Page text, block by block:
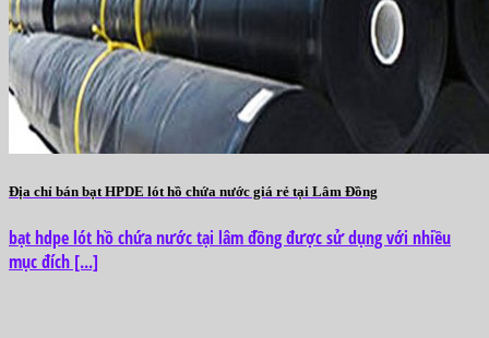
Địa chỉ bán bạt HPDE lót hồ chứa nước giá rẻ tại Lâm Đồng
bạt hdpe lót hồ chứa nước tại lâm đồng được sử dụng với nhiều
mục đích [...]